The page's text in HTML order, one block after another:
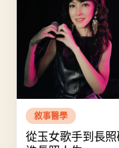
敘事醫學
從玉女歌手到長